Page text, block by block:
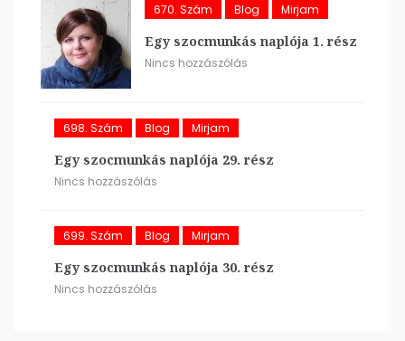
670. Szám Blog Mirjam
Egy szocmunkás naplója 1. rész
Nincs hozzászólás
698. Szám Blog Mirjam
Egy szocmunkás naplója 29. rész
Nincs hozzászólás
699. Szám Blog Mirjam
Egy szocmunkás naplója 30. rész
Nincs hozzászólás